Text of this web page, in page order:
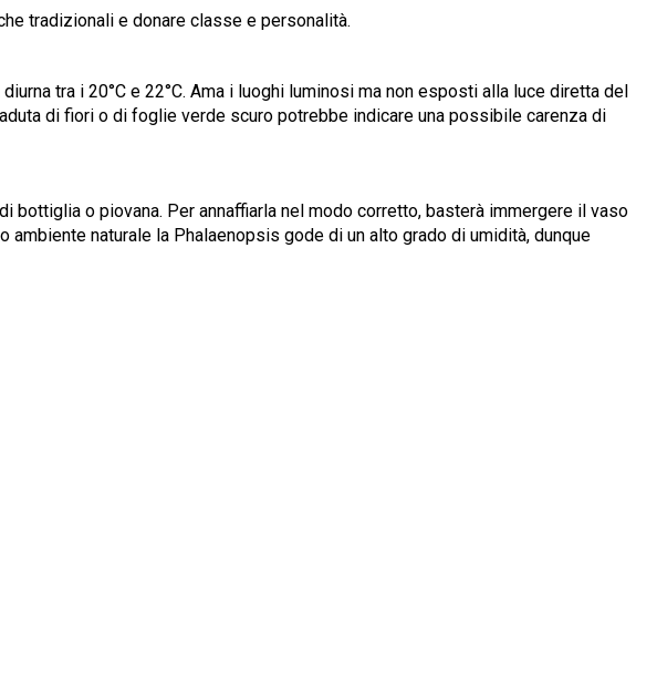
tradizionali e donare classe e personalità.
tra i 20°C e 22°C. Ama i luoghi luminosi ma non esposti alla luce diretta del
di fiori o di foglie verde scuro potrebbe indicare una possibile carenza di
o piovana. Per annaffiarla nel modo corretto, basterà immergere il vaso
naturale la Phalaenopsis gode di un alto grado di umidità, dunque